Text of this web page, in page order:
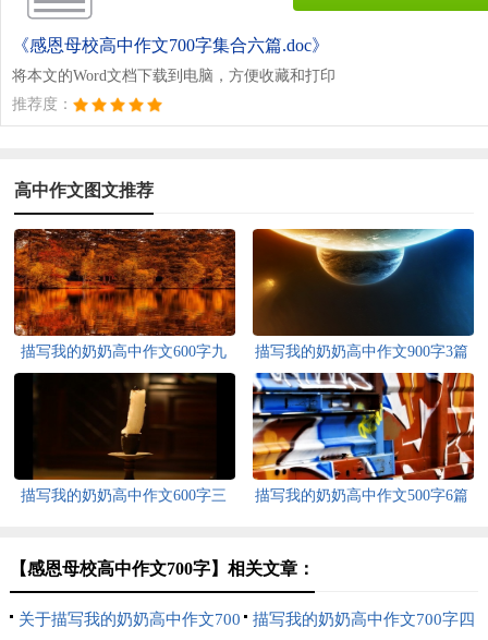
《感恩母校高中作文700字集合六篇.doc》
将本文的Word文档下载到电脑，方便收藏和打印
推荐度：
高中作文图文推荐
描写我的奶奶高中作文600字九
篇
描写我的奶奶高中作文900字3篇
描写我的奶奶高中作文600字三
描写我的奶奶高中作文500字6篇
【感恩母校高中作文700字】相关文章：
关于描写我的奶奶高中作文700 描写我的奶奶高中作文700字四